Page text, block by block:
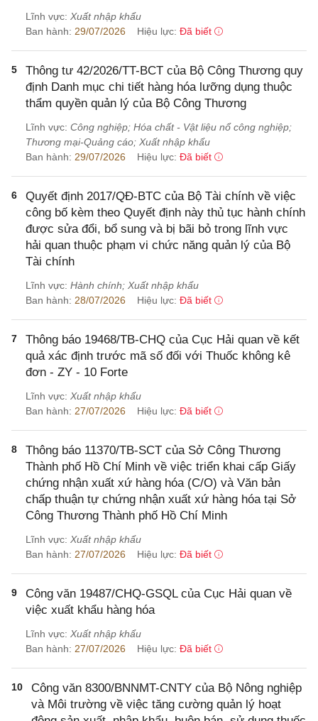
Lĩnh vực: Xuất nhập khẩu
Ban hành: 29/07/2026 Hiệu lực: Đã biết
5
Thông tư 42/2026/TT-BCT của Bộ Công Thương quy
định Danh mục chi tiết hàng hóa lưỡng dụng thuộc
thẩm quyền quản lý của Bộ Công Thương
Lĩnh vực: Công nghiệp; Hóa chất - Vật liệu nổ công nghiệp;
Thương mại-Quảng cáo; Xuất nhập khẩu
Ban hành: 29/07/2026 Hiệu lực: Đã biết
6
Quyết định 2017/QĐ-BTC của Bộ Tài chính về việc
công bố kèm theo Quyết định này thủ tục hành chính
được sửa đổi, bổ sung và bị bãi bỏ trong lĩnh vực
hải quan thuộc phạm vi chức năng quản lý của Bộ
Tài chính
Lĩnh vực: Hành chính; Xuất nhập khẩu
Ban hành: 28/07/2026 Hiệu lực: Đã biết
7
Thông báo 19468/TB-CHQ của Cục Hải quan về kết
quả xác định trước mã số đối với Thuốc không kê
đơn - ZY - 10 Forte
Lĩnh vực: Xuất nhập khẩu
Ban hành: 27/07/2026 Hiệu lực: Đã biết
8
Thông báo 11370/TB-SCT của Sở Công Thương
Thành phố Hồ Chí Minh về việc triển khai cấp Giấy
chứng nhận xuất xứ hàng hóa (C/O) và Văn bản
chấp thuận tự chứng nhận xuất xứ hàng hóa tại Sở
Công Thương Thành phố Hồ Chí Minh
Lĩnh vực: Xuất nhập khẩu
Ban hành: 27/07/2026 Hiệu lực: Đã biết
9
Công văn 19487/CHQ-GSQL của Cục Hải quan về
việc xuất khẩu hàng hóa
Lĩnh vực: Xuất nhập khẩu
Ban hành: 27/07/2026 Hiệu lực: Đã biết
10
Công văn 8300/BNNMT-CNTY của Bộ Nông nghiệp
và Môi trường về việc tăng cường quản lý hoạt